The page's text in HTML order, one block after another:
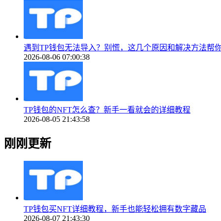
遇到TP钱包无法导入？别慌，这几个原因和解决方法帮
2026-08-06 07:00:38
TP钱包的NFT怎么查？新手一看就会的详细教程
2026-08-05 21:43:58
刚刚更新
TP钱包买NFT详细教程，新手也能轻松拥有数字藏品
2026-08-07 21:43:30